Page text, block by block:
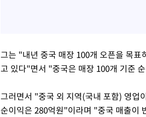
그는 "내년 중국 매장 100개 오픈을 목
고 있다"면서 "중국은 매장 100개 기준
그러면서 "중국 외 지역(국내 포함) 영업
순이익은 280억원"이라며 "중국 매출이